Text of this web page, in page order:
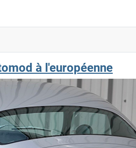
à l'européenne